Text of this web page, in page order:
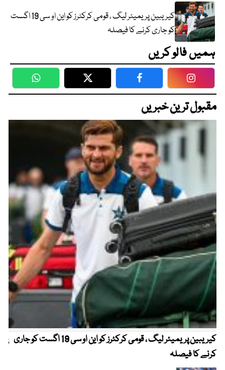
کیریبین پریمیئر لیگ ، قومی کرکٹرز کو این او سی 19 اگست
کو جاری کرنے کا فیصلہ
ہمیں فالو کریں
WhatsApp Twitter Facebook
مقبول ترین خبریں
کیریبین پریمیئر لیگ ، قومی کرکٹرز کو این او سی 19 اگست کو جاری
کرنے کا فیصلہ